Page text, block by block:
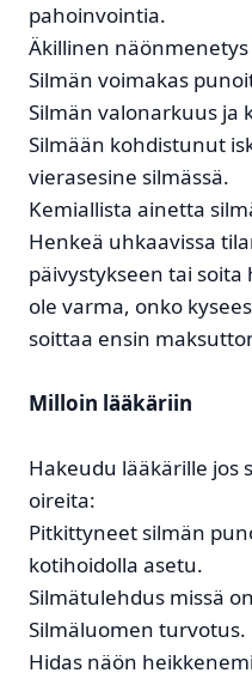
pahoinvointia.
Äkillinen
Silmän voimakas
Silmän valonarkuus ja
Silmään kohdistunut
vierasesine silmässä.
Kemiallista ainetta
Henkeä uhkaavissa
päivystykseen tai
ole varma, onko
soittaa ensin
Milloin lääkäriin
Hakeudu lääkärille jos
oireita:
Pitkittyneet silmän
kotihoidolla asetu.
Silmätulehdus missä
Silmäluomen turvotus.
Hidas näön